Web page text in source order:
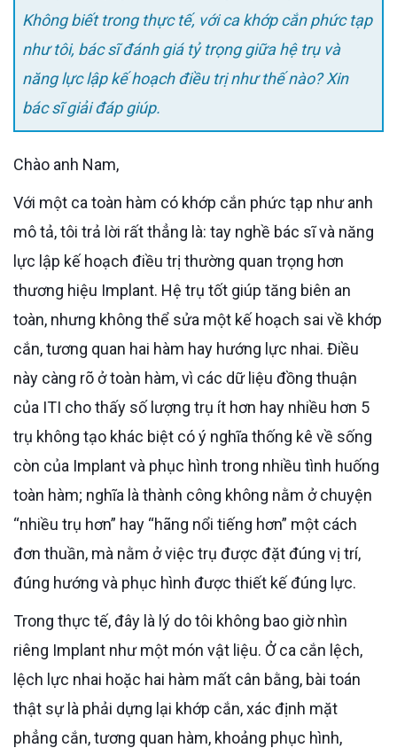
Không biết trong thực tế, với ca khớp cắn phức tạp
như tôi, bác sĩ đánh giá tỷ trọng giữa hệ trụ và
năng lực lập kế hoạch điều trị như thế nào? Xin
bác sĩ giải đáp giúp.
Chào anh Nam,
Với một ca toàn hàm có khớp cắn phức tạp như anh
mô tả, tôi trả lời rất thẳng là: tay nghề bác sĩ và năng
lực lập kế hoạch điều trị thường quan trọng hơn
thương hiệu Implant. Hệ trụ tốt giúp tăng biên an
toàn, nhưng không thể sửa một kế hoạch sai về khớp
cắn, tương quan hai hàm hay hướng lực nhai. Điều
này càng rõ ở toàn hàm, vì các dữ liệu đồng thuận
của ITI cho thấy số lượng trụ ít hơn hay nhiều hơn 5
trụ không tạo khác biệt có ý nghĩa thống kê về sống
còn của Implant và phục hình trong nhiều tình huống
toàn hàm; nghĩa là thành công không nằm ở chuyện
“nhiều trụ hơn” hay “hãng nổi tiếng hơn” một cách
đơn thuần, mà nằm ở việc trụ được đặt đúng vị trí,
đúng hướng và phục hình được thiết kế đúng lực.
Trong thực tế, đây là lý do tôi không bao giờ nhìn
riêng Implant như một món vật liệu. Ở ca cắn lệch,
lệch lực nhai hoặc hai hàm mất cân bằng, bài toán
thật sự là phải dựng lại khớp cắn, xác định mặt
phẳng cắn, tương quan hàm, khoảng phục hình,